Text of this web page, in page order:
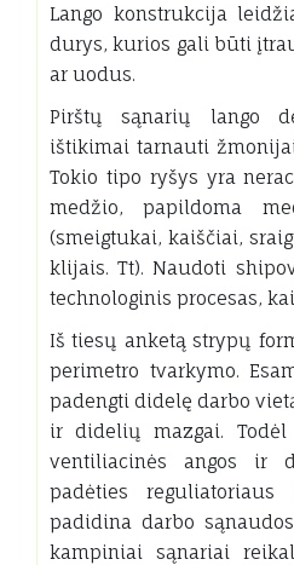
Lango konstrukcija
durys, kurios gali būti
ar uodus.
Pirštų sąnarių lango
ištikimai tarnauti
Tokio tipo ryšys yra
medžio, papildoma
(smeigtukai, kaiščiai,
klijais. Tt). Naudoti
technologinis procesas,
Iš tiesų anketą strypų
perimetro tvarkymo.
padengti didelę darbo
ir didelių mazgai. Todėl
ventiliacinės angos ir
padėties
padidina darbo
kampiniai sąnariai